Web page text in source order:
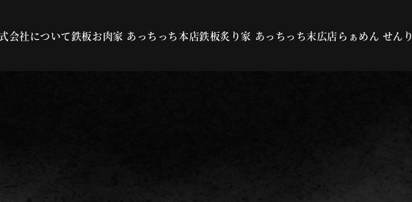
会社について鉄板お肉家 あっちっち本店鉄板炙り家 あっちっち末広店らぁめん せんり